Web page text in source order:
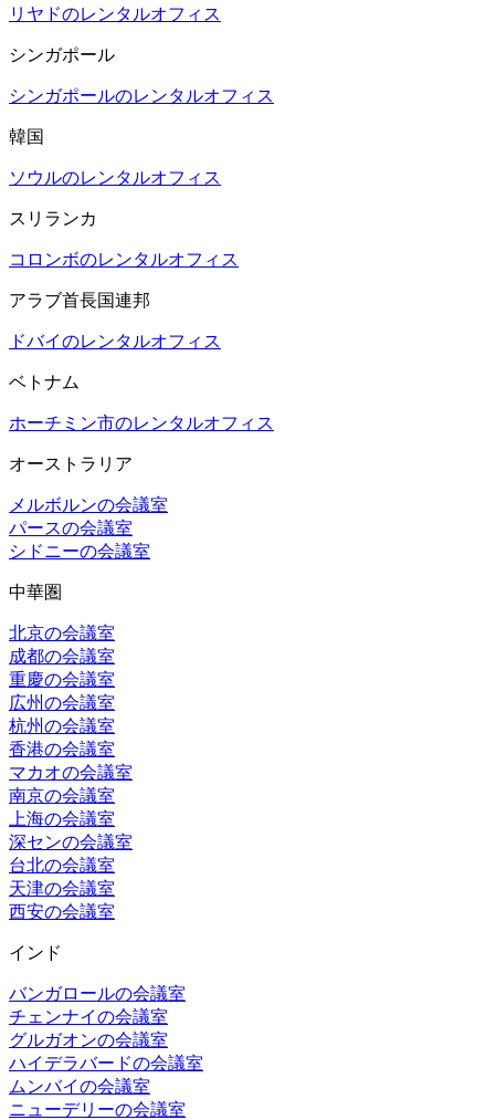
リヤドのレンタルオフィス
シンガポール
シンガポールのレンタルオフィス
韓国
ソウルのレンタルオフィス
スリランカ
コロンボのレンタルオフィス
アラブ首長国連邦
ドバイのレンタルオフィス
ベトナム
ホーチミン市のレンタルオフィス
オーストラリア
メルボルンの会議室
パースの会議室
シドニーの会議室
中華圏
北京の会議室
成都の会議室
重慶の会議室
広州の会議室
杭州の会議室
香港の会議室
マカオの会議室
南京の会議室
上海の会議室
深センの会議室
台北の会議室
天津の会議室
西安の会議室
インド
バンガロールの会議室
チェンナイの会議室
グルガオンの会議室
ハイデラバードの会議室
ムンバイの会議室
ニューデリーの会議室